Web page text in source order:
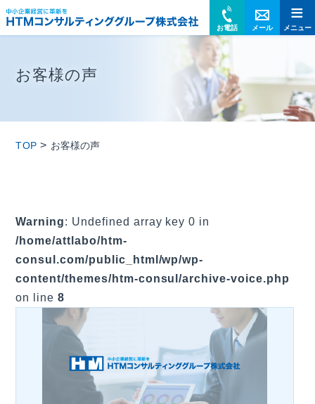
≡
メニュー
お電話 メール
HTMコンサルティ
お客様の声
TOP> お客様の声
Warning: Undefined array key 0 in
/home/attlabo/htm-
consul.com/public_html/wp/wp-
content/themes/htm-consul/archive-voice.php
on line8